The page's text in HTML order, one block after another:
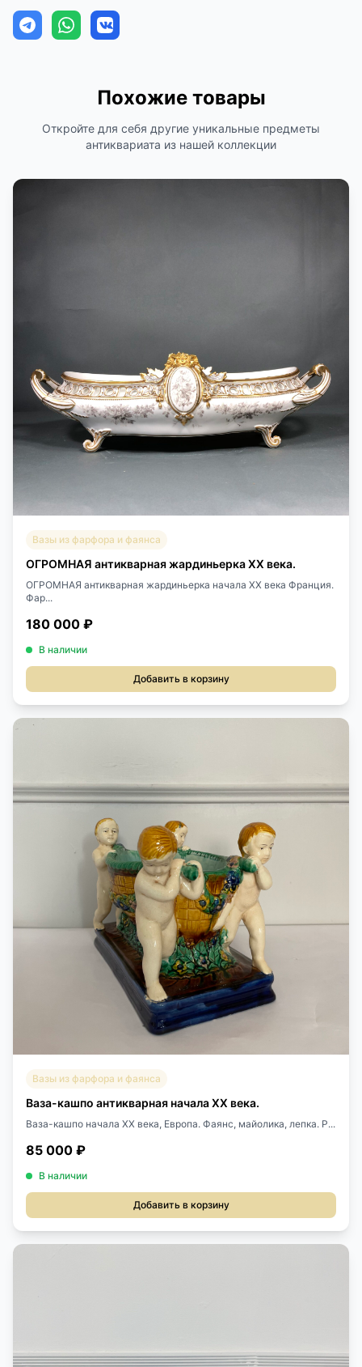
Похожие товары
Откройте для себя другие уникальные предметы
антиквариата из нашей коллекции
Вазы из фарфора и фаянса
ОГРОМНАЯ антикварная жардиньерка XX века.
ОГРОМНАЯ антикварная жардиньерка начала XX века Франция.
Фар...
180 000 ₽
В наличии
Добавить в корзину
Вазы из фарфора и фаянса
Ваза-кашпо антикварная начала XX века.
Ваза-кашпо начала XX века, Европа. Фаянс, майолика, лепка. Р...
85 000 ₽
В наличии
Добавить в корзину